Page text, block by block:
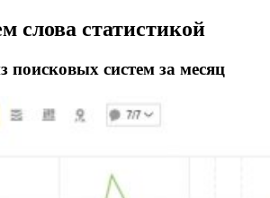
слова статистикой
поисковых систем за месяц